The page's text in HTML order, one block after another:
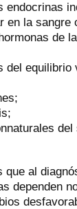
endocrinas
en la sangre
de
del equilibrio
del
que al
dependen